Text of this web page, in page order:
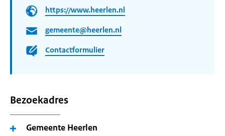
https://www.heerlen.nl
gemeente@heerlen.nl
Contactformulier
Bezoekadres
Gemeente Heerlen